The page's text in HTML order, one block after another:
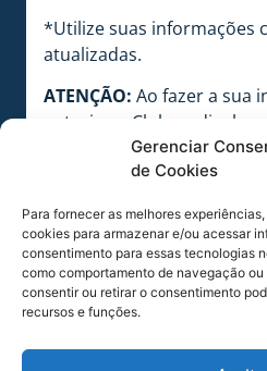
Gerenciar
de Cookies
Para fornecer as melhores
cookies para armazenar e/ou acessar
consentimento para essas tecnologias
como comportamento de navegação
consentir ou retirar o consentimento
recursos e funções.
*Utilize suas informações
atualizadas.
ATENÇÃO: Ao fazer a sua
autoriza o Clube a divulgar
como o uso de sua
ganhadores sorteados.
o próximo sorteado.
COMPARTILHE
MAIS